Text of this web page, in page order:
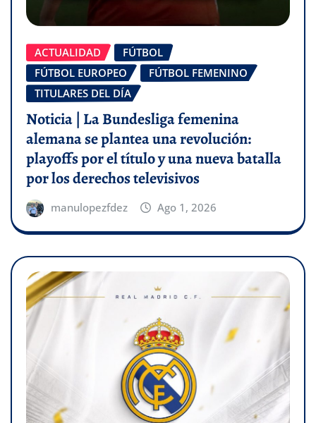
ACTUALIDAD
FÚTBOL
FÚTBOL EUROPEO
FÚTBOL FEMENINO
TITULARES DEL DÍA
Noticia | La Bundesliga femenina
alemana se plantea una revolución:
playoffs por el título y una nueva batalla
por los derechos televisivos
manulopezfdez Ago 1, 2026